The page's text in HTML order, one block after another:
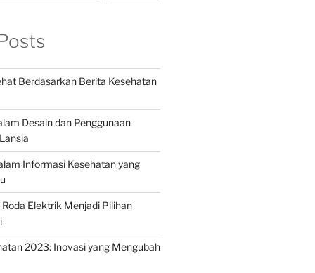
Berdasarkan Berita Kesehatan
Desain dan Penggunaan
Informasi Kesehatan yang
Elektrik Menjadi Pilihan
2023: Inovasi yang Mengubah